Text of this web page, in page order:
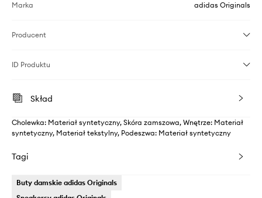
Marka adidas Originals
Producent
ID Produktu
Skład
Cholewka: Materiał syntetyczny, Skóra zamszowa, Wnętrze: Materiał
syntetyczny, Materiał tekstylny, Podeszwa: Materiał syntetyczny
Tagi
Buty damskie adidas Originals